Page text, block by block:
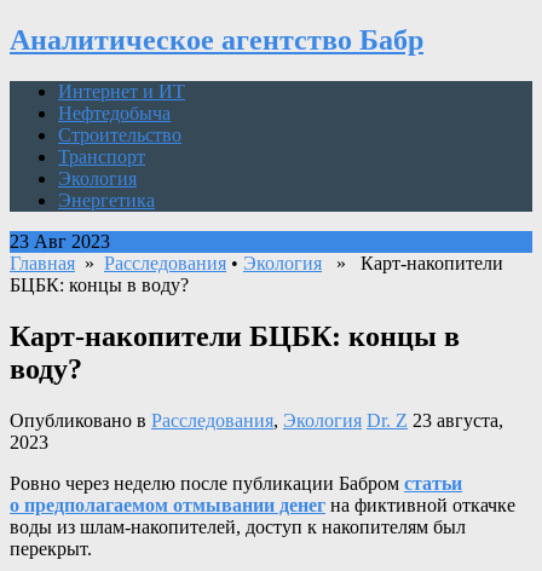
Аналитическое агентство Бабр
Интернет и ИТ
Нефтедобыча
Строительство
Транспорт
Экология
Энергетика
23 Авг 2023
Главная » Расследования • Экология » Карт-накопители
БЦБК: концы в воду?
Карт-накопители БЦБК: концы в
воду?
Опубликовано в Расследования, Экология Dr. Z 23 августа,
2023
Ровно через неделю после публикации Бабром статьи
о предполагаемом отмывании денег на фиктивной откачке
воды из шлам-накопителей, доступ к накопителям был
перекрыт.